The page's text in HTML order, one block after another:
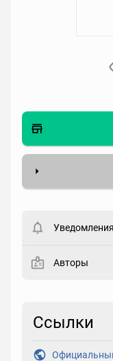
Статус
Рейтинг
Выберите
Уведомления
Авторы
Ссылки